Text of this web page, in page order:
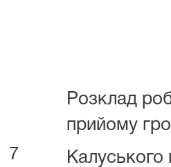
7
Розклад
прийому
Калуського